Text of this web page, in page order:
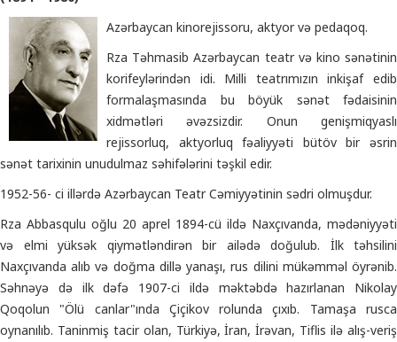
Azərbaycan kinorejissoru, aktyor və pedaqoq.
Rza Təhmasib Azərbaycan teatr və kino sənətinin
korifeylərindən idi. Milli teatrımızın inkişaf edib
formalaşmasında bu böyük sənət fədaisinin
xidmətləri əvəzsizdir. Onun genişmiqyaslı
rejissorluq, aktyorluq fəaliyyəti bütöv bir əsrin
sənət tarixinin unudulmaz səhifələrini təşkil edir.
1952-56- ci illərdə Azərbaycan Teatr Cəmiyyətinin sədri olmuşdur.
Rza Abbasqulu oğlu 20 aprel 1894-cü ildə Naxçıvanda, mədəniyyəti
və elmi yüksək qiymətləndirən bir ailədə doğulub. İlk təhsilini
Naxçıvanda alıb və doğma dillə yanaşı, rus dilini mükəmməl öyrənib.
Səhnəyə də ilk dəfə 1907-ci ildə məktəbdə hazırlanan Nikolay
Qoqolun "Ölü canlar"ında Çiçikov rolunda çıxıb. Tamaşa rusca
oynanılıb. Taninmiş tacir olan, Türkiyə, İran, İrəvan, Tiflis ilə alış-veriş